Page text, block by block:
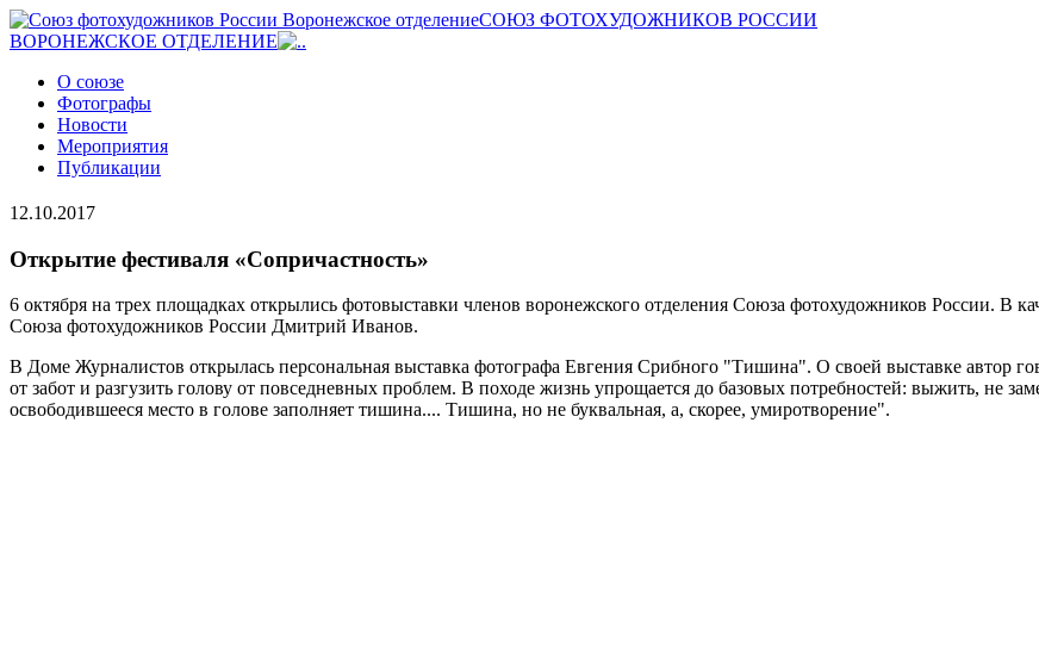
СОЮЗ ФОТОХУДОЖНИКОВ РОССИИ
ВОРОНЕЖСКОЕ ОТДЕЛЕНИЕ
О союзе
Фотографы
Новости
Мероприятия
Публикации
12.10.2017
Открытие фестиваля «Сопричастность»
6 октября на трех площадках открылись фотовыставки членов воронежского отделения Союза фотохудожников России. В
Союза фотохудожников России Дмитрий Иванов.
В Доме Журналистов открылась персональная выставка фотографа Евгения Срибного "Тишина". О своей выставке автор
от забот и разгузить голову от повседневных проблем. В походе жизнь упрощается до базовых потребностей: выжить, не
освободившееся место в голове заполняет тишина.... Тишина, но не буквальная, а, скорее, умиротворение".